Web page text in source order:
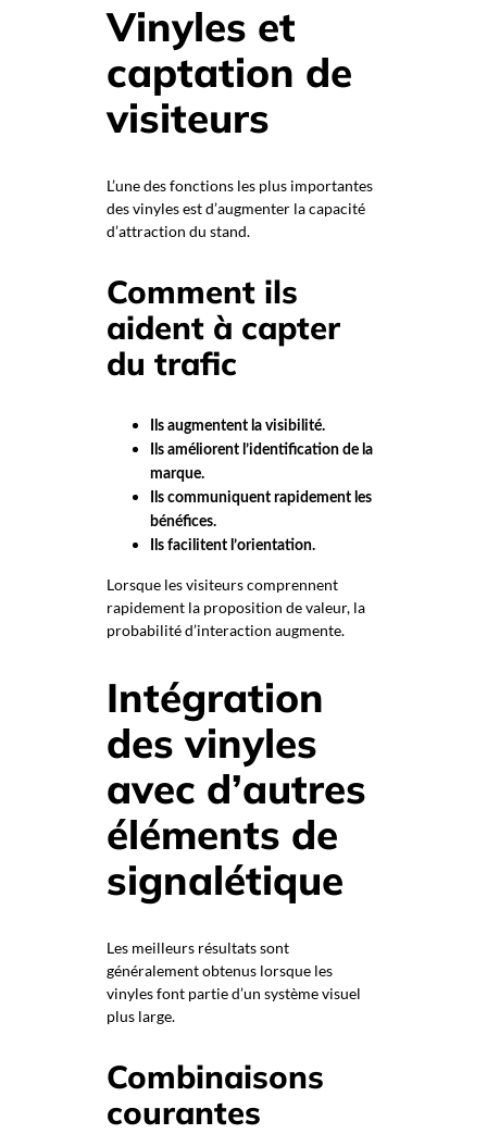
Vinyles et
captation de
visiteurs
L’une des fonctions les plus importantes
des vinyles est d’augmenter la capacité
d’attraction du stand.
Comment ils
aident à capter
du trafic
Ils augmentent la visibilité.
Ils améliorent l’identification de la
marque.
Ils communiquent rapidement les
bénéfices.
Ils facilitent l’orientation.
Lorsque les visiteurs comprennent
rapidement la proposition de valeur, la
probabilité d’interaction augmente.
Intégration
des vinyles
avec d’autres
éléments de
signalétique
Les meilleurs résultats sont
généralement obtenus lorsque les
vinyles font partie d’un système visuel
plus large.
Combinaisons
courantes